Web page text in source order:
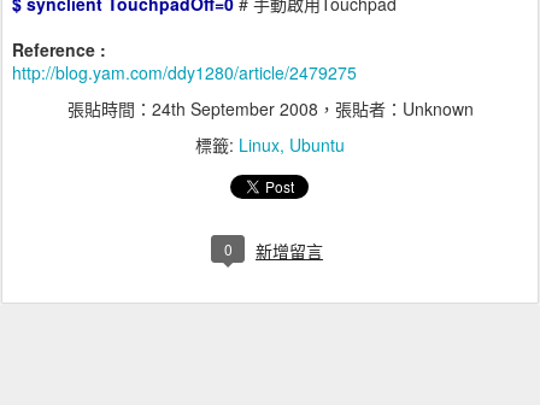
Reference :
http://blog.yam.com/ddy1280/article/2479275
張貼時間： 24th September 2008 ，張貼者：Unknown
標籤: Linux Ubuntu
0 新增留言